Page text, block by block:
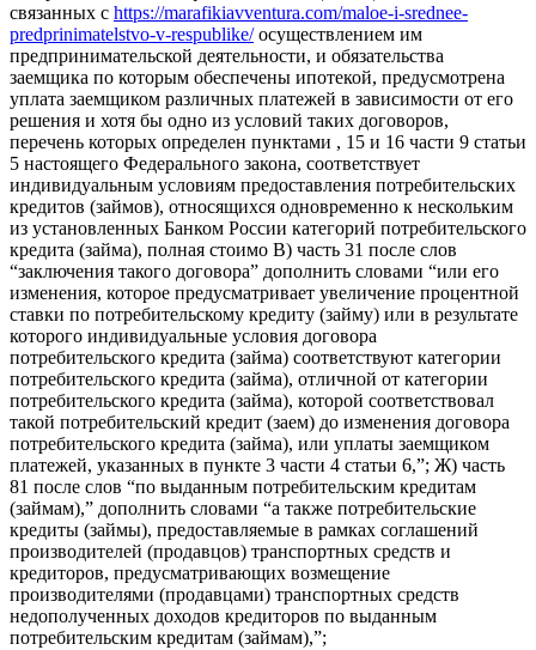
связанных с https://marafikiavventura.com/maloe-i-srednee-
predprinimatelstvo-v-respublike/осуществлением им
предпринимательской деятельности, и обязательства
заемщика по которым обеспечены ипотекой, предусмотрена
уплата заемщиком различных платежей в зависимости от его
решения и хотя бы одно из условий таких договоров,
перечень которых определен пунктами , 15 и 16 части 9 статьи
5 настоящего Федерального закона, соответствует
индивидуальным условиям предоставления потребительских
кредитов (займов), относящихся одновременно к нескольким
из установленных Банком России категорий потребительского
кредита (займа), полная стоимо В) часть 31 после слов
“заключения такого договора” дополнить словами “или его
изменения, которое предусматривает увеличение процентной
ставки по потребительскому кредиту (займу) или в результате
которого индивидуальные условия договора
потребительского кредита (займа) соответствуют категории
потребительского кредита (займа), отличной от категории
потребительского кредита (займа), которой соответствовал
такой потребительский кредит (заем) до изменения договора
потребительского кредита (займа), или уплаты заемщиком
платежей, указанных в пункте 3 части 4 статьи 6,”; Ж) часть
81 после слов “по выданным потребительским кредитам
(займам),” дополнить словами “а также потребительские
кредиты (займы), предоставляемые в рамках соглашений
производителей (продавцов) транспортных средств и
кредиторов, предусматривающих возмещение
производителями (продавцами) транспортных средств
недополученных доходов кредиторов по выданным
потребительским кредитам (займам),”;